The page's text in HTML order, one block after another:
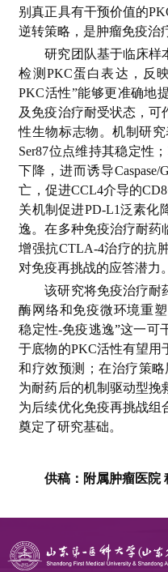
别真正具有干预价值的
逆转策略，是肿瘤免疫治
研究团队基于临床样
检测PKC蛋白表达，反
PKC活性”能够更准确地
及免疫治疗耐受状态，可
性生物标志物。机制研
Ser87位点维持其稳定性
下降，进而诱导
亡，促进CCL4介导的
关机制促进PD-L1泛素化
逸。在多种免疫治疗耐药
增强抗CTLA-4治疗的抗
对免疫再挑战的应答潜力。
该研究将免疫治疗耐
酶网络和免疫微环境重
稳定性-免疫逃逸”这一可
于底物的PKC活性有望用
和疗效预测；在治疗策
为耐药后的机制驱动型挽
为后续优化免疫再挑战组
奠定了研究基础。
供稿：附属肿瘤医院